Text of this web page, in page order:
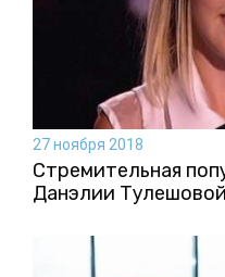
27 ноября 2018
Стремительная
Данэлии Тулешовой